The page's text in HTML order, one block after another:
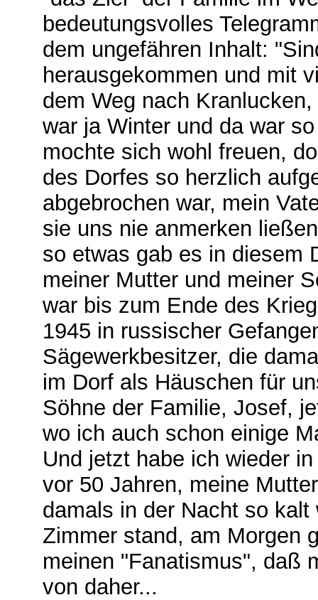
bedeutungsvolles
dem ungefähren Inhalt:
herausgekommen und mit
dem Weg nach
war ja Winter und da war
mochte sich wohl freuen,
des Dorfes so herzlich
abgebrochen war, mein
sie uns nie anmerken
so etwas gab es in diesem
meiner Mutter und meiner
war bis zum Ende des
1945 in russischer
Sägewerkbesitzer, die
im Dorf als Häuschen für
Söhne der Familie, Josef,
wo ich auch schon einige
Und jetzt habe ich wieder
vor 50 Jahren, meine
damals in der Nacht so
Zimmer stand, am Morgen
meinen "Fanatismus", daß
von daher...